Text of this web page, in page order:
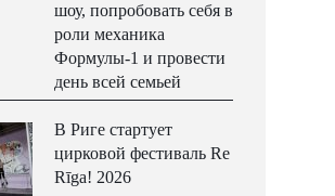
шоу, попробовать себя в
роли механика
Формулы-1 и провести
день всей семьей
В Риге стартует
цирковой фестиваль Re
Rīga! 2026